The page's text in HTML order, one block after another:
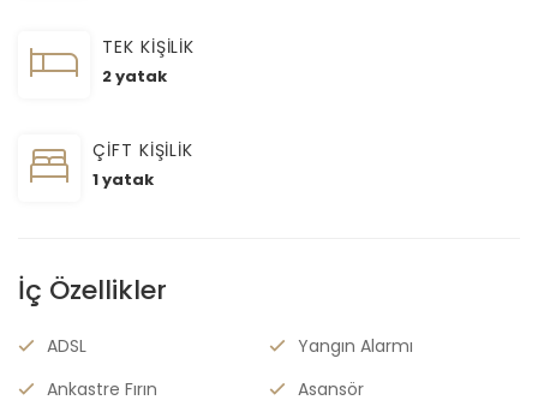
TEK KİŞİLİK
2 yatak
ÇİFT KİŞİLİK
1 yatak
İç Özellikler
ADSL
Yangın Alarmı
Ankastre Fırın
Asansör